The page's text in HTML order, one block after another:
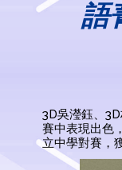
語
3D吳瀅鈺、
賽中表現出色
立中學對賽，